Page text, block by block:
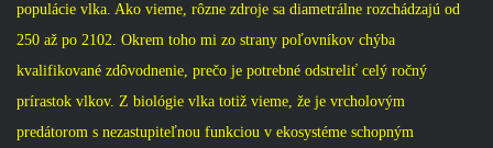
populácie vlka. Ako vieme, rôzne zdroje sa diametrálne rozchádzajú od
250 až po 2102. Okrem toho mi zo strany poľovníkov chýba
kvalifikované zdôvodnenie, prečo je potrebné odstreliť celý ročný
prírastok vlkov. Z biológie vlka totiž vieme, že je vrcholovým
predátorom s nezastupiteľnou funkciou v ekosystéme schopným